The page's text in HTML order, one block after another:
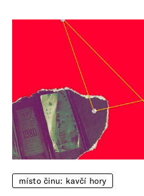
místo činu: kavčí hory